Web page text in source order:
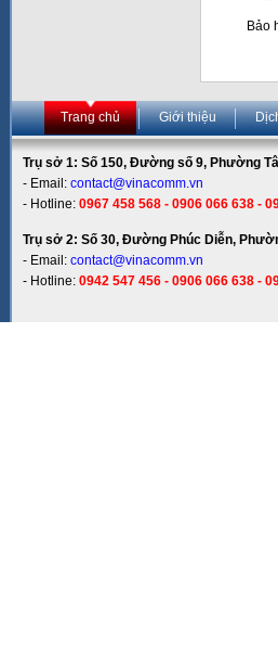
Bảo
Trang chủ Giới thiệu
Trụ sở 1: Số 150, Đường số 9, Phường
- Email: contact@vinacomm.vn
- Hotline: 0967 458 568 - 0906 066 638 -
Trụ sở 2: Số 30, Đường Phúc Diễn,
- Email: contact@vinacomm.vn
- Hotline: 0942 547 456 - 0906 066 638 -